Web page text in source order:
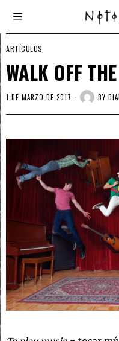
ARTÍCULOS
WALK OFF
1 DE MARZO DE 2017 BY